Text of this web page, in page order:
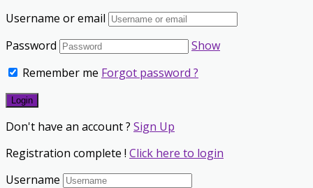
Username or email
Password
Show
Remember me Forgot password ?
Don't have an account ? Sign Up
Registration complete ! Click here to login
Username